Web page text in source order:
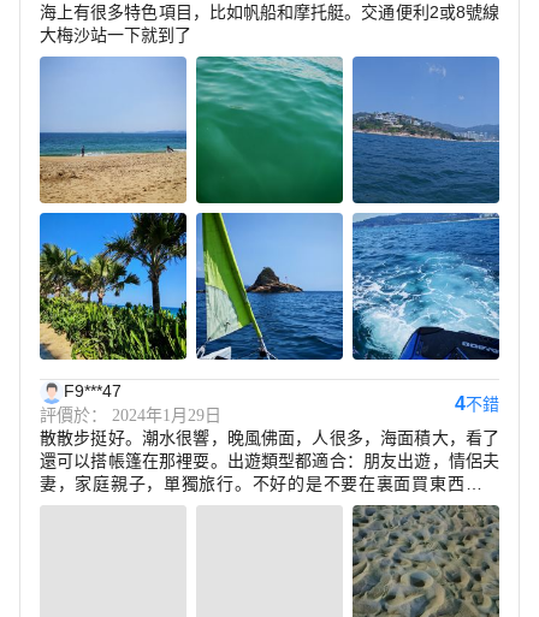
海上有很多特色項目，比如帆船和摩托艇。交通便利2或8號線
大梅沙站一下就到了
F9***47
評價於： 2024年1月29日
4不錯
散散步挺好。潮水很響，晚風佛面，人很多，海面積大，看了
還可以搭帳篷在那裡耍。出遊類型都適合：朋友出遊，情侶夫
妻，家庭親子，單獨旅行。不好的是不要在裏面買東西，很
貴，性價比不划算，可以提前準備好去。